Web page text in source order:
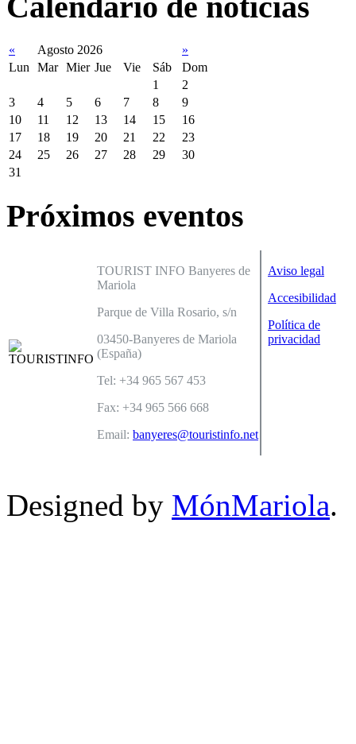
« Agosto 2026
»
Lun
Mar Mier Jue Vie Sáb
Dom
1
2
3
4 5 6 7 8
9
10
11 12 13 14 15
16
17
18 19 20 21 22
23
24
25 26 27 28 29
30
31
Próximos eventos
TOURIST INFO Banyeres de
Mariola
Parque de Villa Rosario, s/n
03450-Banyeres de Mariola
(España)
Tel: +34 965 567 453
Fax: +34 965 566 668
Email: banyeres@touristinfo.net
Aviso legal
Accesibilidad
Política de
privacidad
Designed by MónMariola.